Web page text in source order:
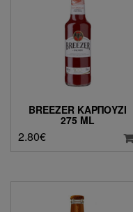
BREEZER ΚΑΡΠΟΎΖΙ
275 ML
2.80€